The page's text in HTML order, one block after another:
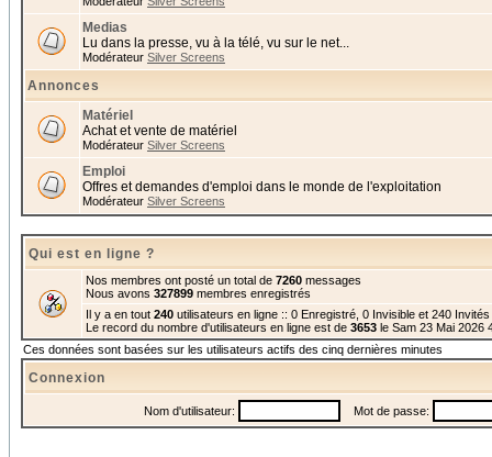
Medias
Lu dans la presse, vu à la télé, vu sur le net...
Modérateur Silver Screens
Annonces
Matériel
Achat et vente de matériel
Modérateur Silver Screens
Emploi
Offres et demandes d'emploi dans le monde de l'exploitation
Modérateur Silver Screens
Qui est en ligne ?
Nos membres ont posté un total de 7260 messages
Nous avons 327899 membres enregistrés
Il y a en tout 240 utilisateurs en ligne :: 0 Enregistré, 0 Invisible et 240
Le record du nombre d'utilisateurs en ligne est de 3653 le Sam 23 Mai 2026
Ces données sont basées sur les utilisateurs actifs des cinq dernières minutes
Connexion
Nom d'utilisateur: Mot de passe: